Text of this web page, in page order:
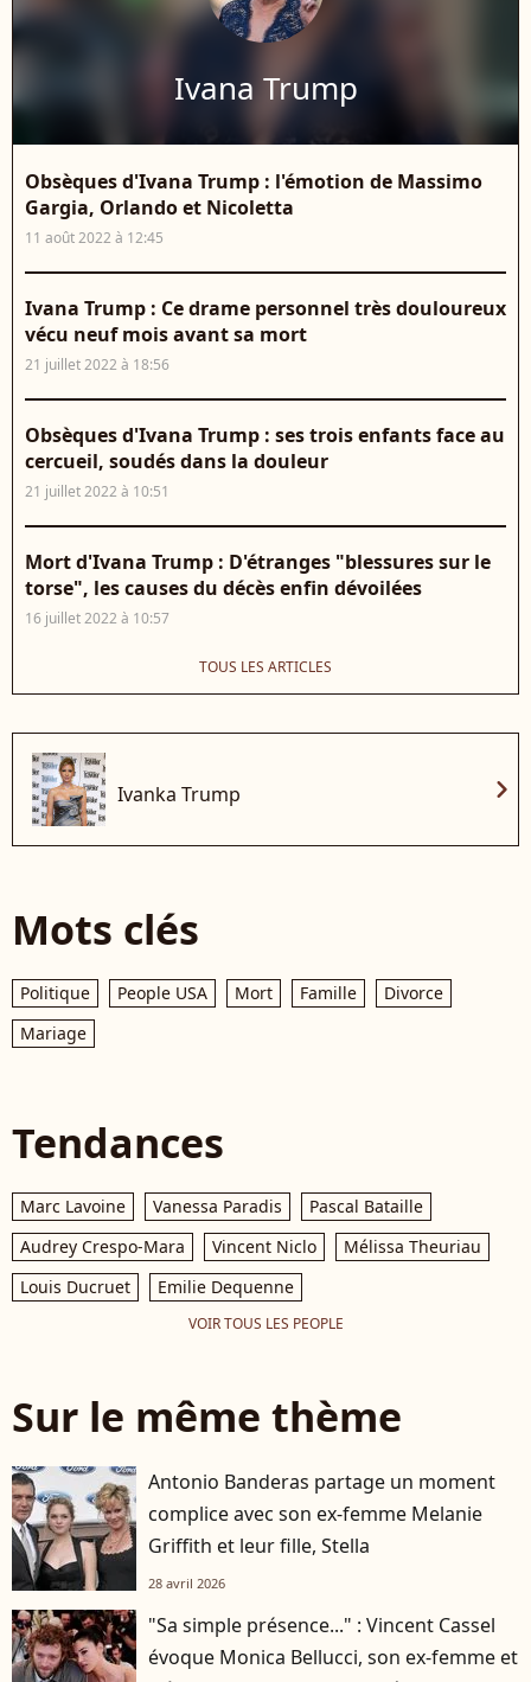
Ivana Trump
Obsèques d'Ivana Trump : l'émotion de Massimo
Gargia, Orlando et Nicoletta
11 août 2022 à 12:45
Ivana Trump : Ce drame personnel très douloureux
vécu neuf mois avant sa mort
21 juillet 2022 à 18:56
Obsèques d'Ivana Trump : ses trois enfants face au
cercueil, soudés dans la douleur
21 juillet 2022 à 10:51
Mort d'Ivana Trump : D'étranges "blessures sur le
torse", les causes du décès enfin dévoilées
16 juillet 2022 à 10:57
TOUS LES ARTICLES
Ivanka Trump chevron_right
Mots clés
Politique People USA Mort Famille
Divorce
Mariage
Tendances
Marc Lavoine Vanessa Paradis
Pascal Bataille
Audrey Crespo-Mara
Vincent Niclo
Mélissa Theuriau
Louis Ducruet
Emilie Dequenne
VOIR TOUS LES PEOPLE
Sur le même thème
Antonio Banderas partage un moment
complice avec son ex-femme Melanie
Griffith et leur fille, Stella
28 avril 2026
"Sa simple présence..." : Vincent Cassel
évoque Monica Bellucci, son ex-femme et